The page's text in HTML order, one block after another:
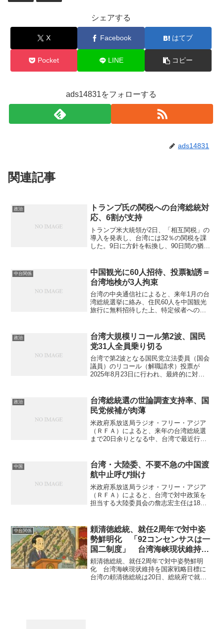
シェアする
X Facebook はてブ
Pocket LINE コピー
ads14831をフォローする
ads14831
関連記事
政治
トランプ氏の関税への台湾総統対
応、6割が支持
トランプ米大統領が2日、「相互関税」の
導入を発表し、台湾には32％の関税を課
した。9日に方針を転換し、90日間の猶予
論調査では、多くの国民が賴清徳総統の
「報復関税を行...
中台関係
中国観光に60人招待、投票勧誘＝
台湾地検が3人拘束
台湾の中央通信社によると、来年1月の台
湾総統選挙に絡み、住民60人を中国観光
旅行に無料招待した上、特定候者への投
関懐総会」の理事長ら5人を拘束した。中
国による選挙介入の...
政治
台湾大規模リコール第2波、国民
党31人全員乗り切る
台湾で第2波となる国民党立法委員（国会
議員）のリコール（解職請求）投票が
2025年8月23日に行われ、最終的に対象
せ、計31人の国民党議員が全員リコール
を乗り切った。...
政治
台湾総統選の世論調査支持率、国
民党候補が肉薄
米政府系放送局ラジオ・フリー・アジア
（ＲＦＡ）によると、来年の台湾総統選
まで20日余りとなる中、台湾で最近行わ
ったものの下降傾向にある。最大野党国
民党の侯友宜・趙少康...
中国
台湾・大陸委、不要不急の中国渡
航中止呼び掛け
米政府系放送局ラジオ・フリー・アジア
（ＲＦＡ）によると、台湾で対中政策を
担当する大陸委員会の詹志宏主任は18
独立派への攻勢を表明しているとして、
不要不急の中国渡航をやめ...
中台関係
頼清徳総統、就任2周年で対中姿
勢鮮明化 「92コンセンサスは一
国二制度」 台湾海峡現状維持を
国家戦略と強調
頼清徳総統、就任2周年で対中姿勢鮮明
化 台湾海峡現状維持を国家戦略目標に
台湾の頼清徳総統は20日、総統府で就任2